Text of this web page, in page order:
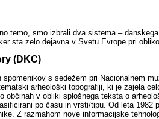
temo, smo izbrali dva sistema –
sta zelo dejavna v Svetu Evrope pri
(DKC)
s sedežem pri Nacionalnem
arheološki topografiji, ki je zajela
v obliki splošnega teksta o
po času in vrsti/tipu. Od leta
Z razmahom nove informacijske